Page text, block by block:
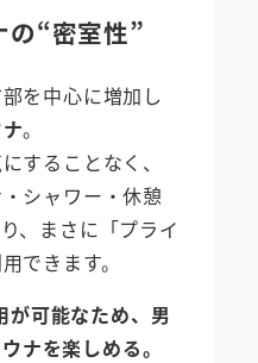
の“密室性”
を中心に増加し
。
することなく、
シャワー・休憩
、まさに「プライ
できます。
が可能なため、男
ナを楽しめる。